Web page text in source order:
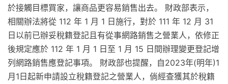
於接觸目標買家，讓商品更容易銷售出去。 財政部表示，
相關辦法將從 112 年 1 月 1 日施行，對於 111 年 12 月 31
日以前已辦妥稅籍登記且有從事網路銷售之營業人，依修正
後規定應於 112 年 1 月 1 日至 1 月 15 日間辦理變更登記增
列網路銷售應登記事項。 財政部也提醒，自2023年(明年)1
月1日起新申請設立稅籍登記之營業人，倘經查獲其於稅籍